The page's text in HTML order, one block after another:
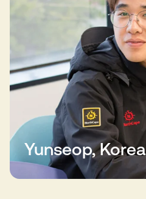
Yunseop, Korea